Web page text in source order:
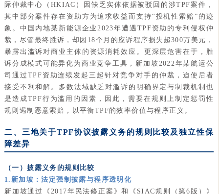
际仲裁中心（HKIAC）因缺乏实体依据被驳回的涉TPF案件，
其中部分案件存在资助方为追求收益而支持“投机性索赔”的迹
象。中国内地某新能源企业2023年遭遇TPF资助的专利侵权仲
裁，尽管最终胜诉，却因18个月的应诉程序损失超300万美元，
暴露出滥诉对商业主体的资源消耗效应。更深层危害在于，胜
诉分成模式可能异化为商业竞争工具，新加坡2022年某航运公
司通过TPF资助连续发起三起针对竞争对手的仲裁，迫使后者
接受不利和解。多数法域缺乏对滥诉的明确界定与制裁机制也
是造成TPF行为滥用的因素，因此，需要在规则上制定惩罚性
规则遏制恶意索赔，以平衡TPF的效率价值与程序正义。
二、三地关于TPF协议披露义务的规则比较及独立性保
障差异
（一）披露义务的规则比较
1.新加坡：法定强制披露与程序透明化
新加坡通过《2017年民法修正案》和《SIAC规则（第6版）》